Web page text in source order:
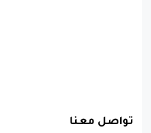
تواصل معنا